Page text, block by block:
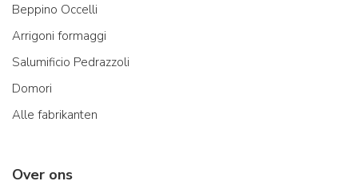
Beppino Occelli
Arrigoni formaggi
Salumificio Pedrazzoli
Domori
Alle fabrikanten
Over ons